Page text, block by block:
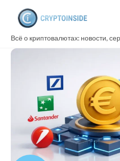
content
Всё о криптовалютах: новости,